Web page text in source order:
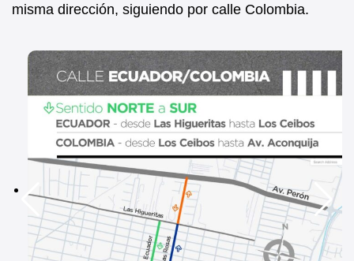
misma dirección, siguiendo por calle Colombia.